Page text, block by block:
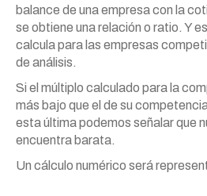
balance de una empresa con la
se obtiene una relación o ratio. Y
calcula para las empresas
de análisis.
Si el múltiplo calculado para la
más bajo que el de su
esta última podemos señalar que
encuentra barata.
Un cálculo numérico será